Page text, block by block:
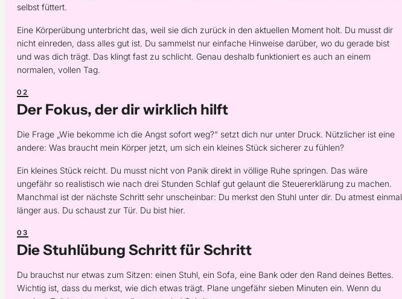
selbst füttert.
Eine Körperübung unterbricht das, weil sie dich zurück in den aktuellen Moment holt. Du musst dir
nicht einreden, dass alles gut ist. Du sammelst nur einfache Hinweise darüber, wo du gerade bist
und was dich trägt. Das klingt fast zu schlicht. Genau deshalb funktioniert es auch an einem
normalen, vollen Tag.
Der Fokus, der dir wirklich hilft
Die Frage „Wie bekomme ich die Angst sofort weg?“ setzt dich nur unter Druck. Nützlicher ist eine
andere: Was braucht mein Körper jetzt, um sich ein kleines Stück sicherer zu fühlen?
Ein kleines Stück reicht. Du musst nicht von Panik direkt in völlige Ruhe springen. Das wäre
ungefähr so realistisch wie nach drei Stunden Schlaf gut gelaunt die Steuererklärung zu machen.
Manchmal ist der nächste Schritt sehr unscheinbar: Du merkst den Stuhl unter dir. Du atmest einmal
länger aus. Du schaust zur Tür. Du bist hier.
Die Stuhlübung Schritt für Schritt
Du brauchst nur etwas zum Sitzen: einen Stuhl, ein Sofa, eine Bank oder den Rand deines Bettes.
Wichtig ist, dass du merkst, wie dich etwas trägt. Plane ungefähr sieben Minuten ein. Wenn du